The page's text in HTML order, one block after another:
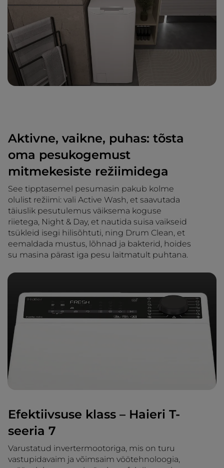
Aktivne, vaikne, puhas: tõsta
oma pesukogemust
mitmekesiste režiimidega
See tipptasemel pesumasin pakub kolme
olulist režiimi: vali Active Wash, et saavutada
täiuslik pesutulemus väiksema koguse
riietega, Night & Day, et nautida suisa vaikseid
tsükleid isegi hilisõhtuti, ning Drum Clean, et
eemaldada mustus, lõhnad ja bakterid, hoides
su masina pärast iga pesu laitmatult puhtana.
Efektiivsuse klass – Haieri T-
seeria 7
Varustatud invertermootoriga, mis on turu
vastupidavaim ja võimsaim vöötehnoloogia,